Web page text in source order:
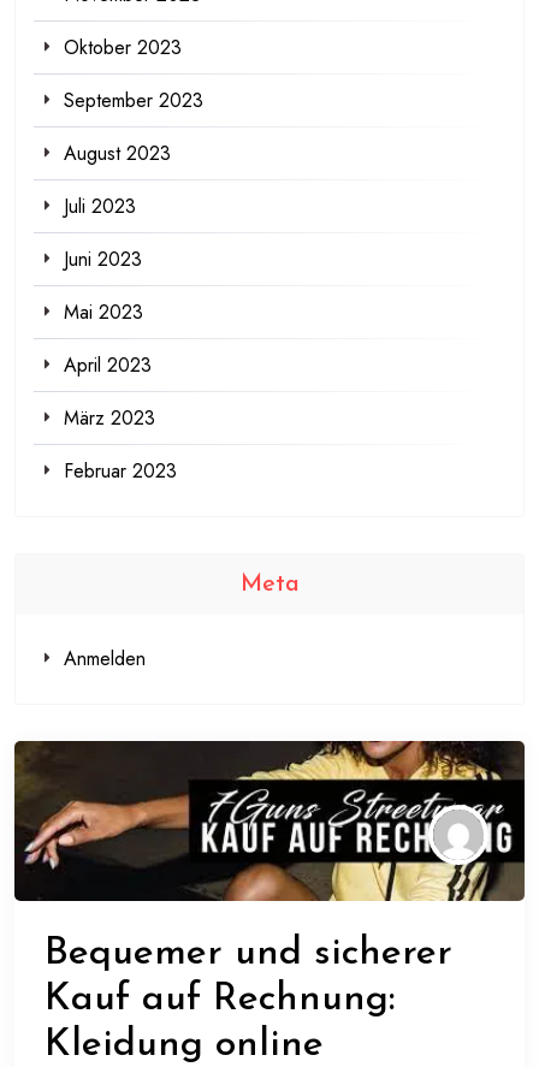
Bequemer und sicherer
Kauf auf Rechnung:
Kleidung online
Oktober 2023
September 2023
August 2023
Juli 2023
Juni 2023
Mai 2023
April 2023
März 2023
Februar 2023
Meta
Anmelden